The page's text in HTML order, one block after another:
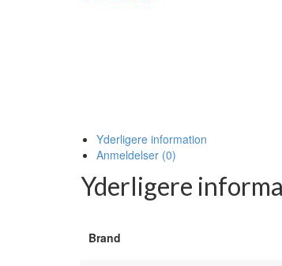
Yderligere information
Anmeldelser (0)
Yderligere
Brand